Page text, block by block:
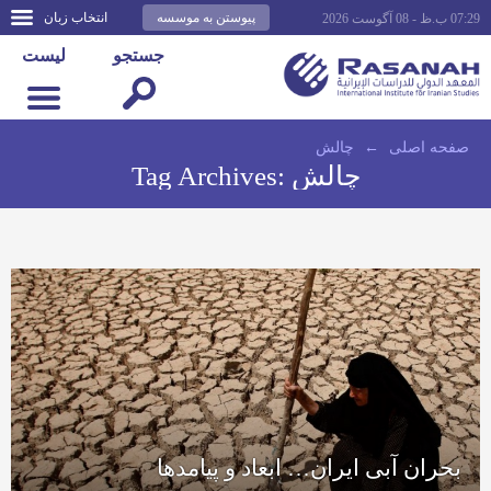
انتخاب زبان پیوستن به موسسه 07:29 ب.ظ - 08 آگوست 2026
لیست جستجو
صفحه اصلى ← چالش
Tag Archives: چالش
بحران آبی ایران… ابعاد و پیامدها